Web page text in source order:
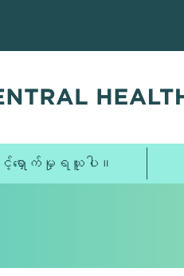
ောင့်ရှောက်မှုရယူပါ။